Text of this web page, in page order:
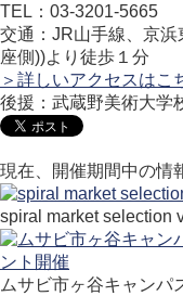
TEL：03-3201-5665
交通：JR山手線、京
座側))より徒歩１分
＞詳しいアクセスはこ
後援：武蔵野美術大学
現在、開催期間中の情
spiral market selection
ムサビ市ヶ谷キャンパ